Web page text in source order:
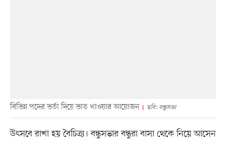
বিভিন্ন পদের ভর্তা দিয়ে ভাত খাওয়ার আয়োজন ছবি: বন্ধুসভা
উৎসবে রাখা হয় বৈচিত্র্য। বন্ধুসভার বন্ধুরা বাসা থেকে নিয়ে আসেন